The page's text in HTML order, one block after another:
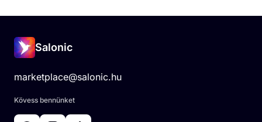
Salonic
marketplace@salonic.hu
Kövess bennünket